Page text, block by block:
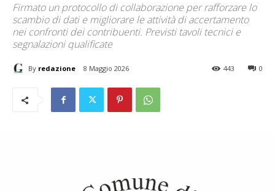
Firmato un protocollo di collaborazione per rafforzare lo
scambio di dati e migliorare le attività di accertamento
nei confronti dei contribuenti. Previsti tavoli tecnici e
segnalazioni qualificate
By redazione 8 Maggio 2026 0
443